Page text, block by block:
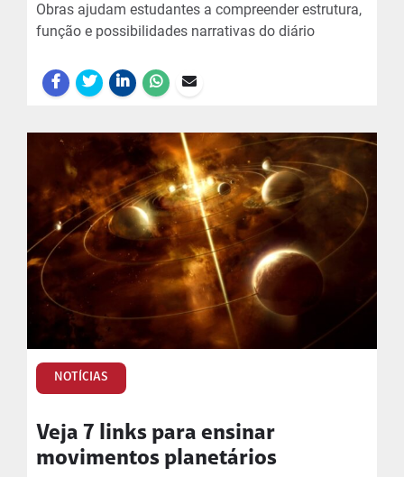
Obras ajudam estudantes a compreender estrutura,
função e possibilidades narrativas do diário
NOTÍCIAS
Veja 7 links para ensinar
movimentos planetários